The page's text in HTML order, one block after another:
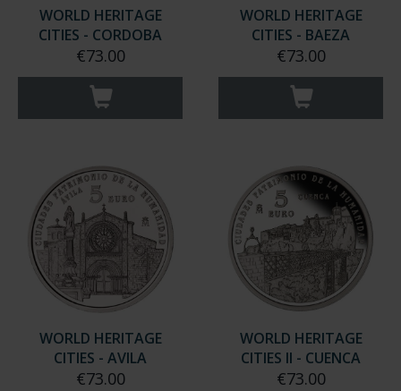
WORLD HERITAGE
CITIES - CORDOBA
€73.00
WORLD HERITAGE
CITIES - BAEZA
€73.00
WORLD HERITAGE
CITIES - AVILA
€73.00
WORLD HERITAGE
CITIES II - CUENCA
€73.00